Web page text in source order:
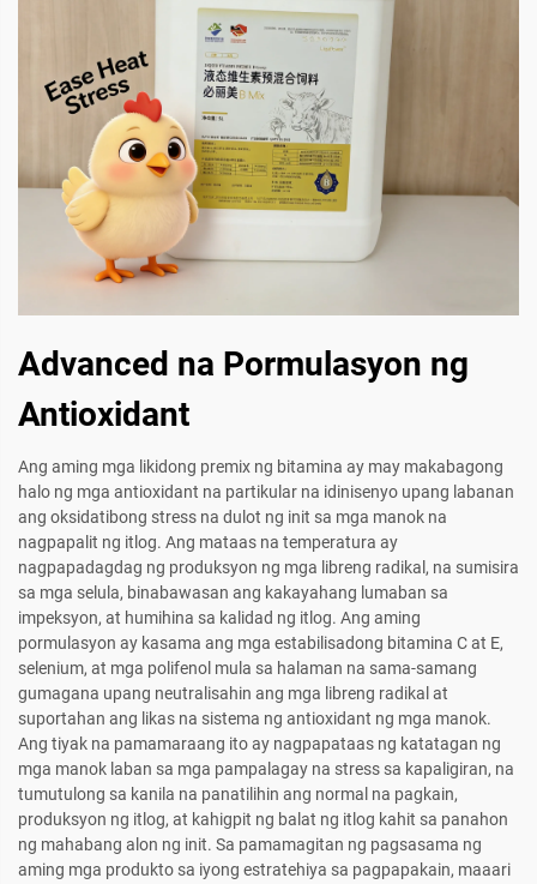
Advanced na Pormulasyon ng
Antioxidant
Ang aming mga likidong premix ng bitamina ay may makabagong
halo ng mga antioxidant na partikular na idinisenyo upang labanan
ang oksidatibong stress na dulot ng init sa mga manok na
nagpapalit ng itlog. Ang mataas na temperatura ay
nagpapadagdag ng produksyon ng mga libreng radikal, na sumisira
sa mga selula, binabawasan ang kakayahang lumaban sa
impeksyon, at humihina sa kalidad ng itlog. Ang aming
pormulasyon ay kasama ang mga estabilisadong bitamina C at E,
selenium, at mga polifenol mula sa halaman na sama-samang
gumagana upang neutralisahin ang mga libreng radikal at
suportahan ang likas na sistema ng antioxidant ng mga manok.
Ang tiyak na pamamaraang ito ay nagpapataas ng katatagan ng
mga manok laban sa mga pampalagay na stress sa kapaligiran, na
tumutulong sa kanila na panatilihin ang normal na pagkain,
produksyon ng itlog, at kahigpit ng balat ng itlog kahit sa panahon
ng mahabang alon ng init. Sa pamamagitan ng pagsasama ng
aming mga produkto sa iyong estratehiya sa pagpapakain, maaari